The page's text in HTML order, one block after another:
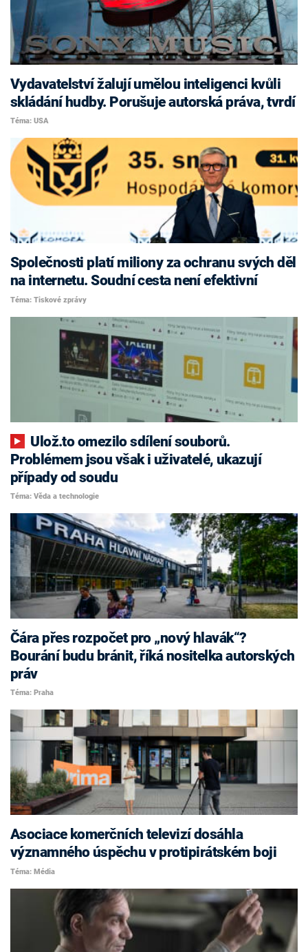
Vydavatelství žalují umělou inteligenci kvůli
skládání hudby. Porušuje autorská práva, tvrdí
Téma: USA
Společnosti platí miliony za ochranu svých děl
na internetu. Soudní cesta není efektivní
Téma: Tiskové zprávy
Problémem jsou však i uživatelé, ukazují
případy od soudu
Téma: Věda a technologie
Čára přes rozpočet pro „nový hlavák“?
Bourání budu bránit, říká nositelka autorských
práv
Téma: Praha
Asociace komerčních televizí dosáhla
významného úspěchu v protipirátském boji
Téma: Média